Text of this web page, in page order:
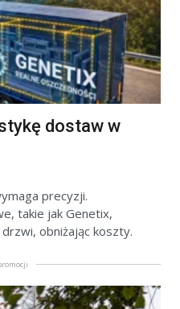
dostaw w
precyzji.
takie jak Genetix,
obniżając koszty.